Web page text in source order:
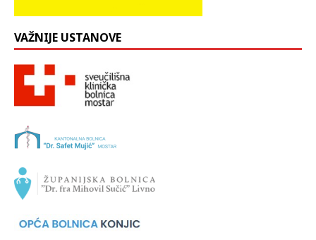
VAŽNIJE USTANOVE